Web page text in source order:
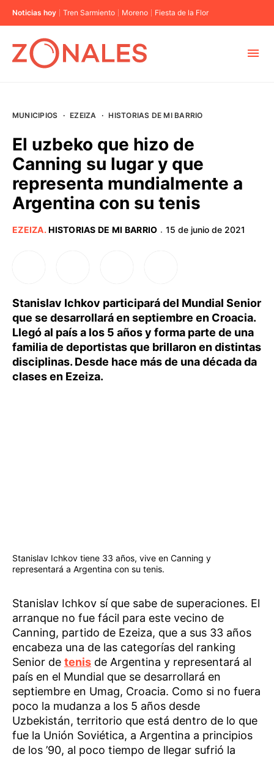
Noticias hoy Tren Sarmiento Moreno Fiesta de la Flor
BUENOS AIRES
PROVINCIAS
MUNICIPIOS · EZEIZA · HISTORIAS DE MI BARRIO
El uzbeko que hizo de
Canning su lugar y que
representa mundialmente a
Argentina con su tenis
EZEIZA.HISTORIAS DE MI BARRIO · 15 de junio de 2021
Stanislav Ichkov participará del Mundial Senior
que se desarrollará en septiembre en Croacia.
Llegó al país a los 5 años y forma parte de una
familia de deportistas que brillaron en distintas
disciplinas. Desde hace más de una década da
clases en Ezeiza.
Stanislav Ichkov tiene 33 años, vive en Canning y
representará a Argentina con su tenis.
Stanislav Ichkov sí que sabe de superaciones. El
arranque no fue fácil para este vecino de
Canning, partido de Ezeiza, que a sus 33 años
encabeza una de las categorías del ranking
Senior de tenis de Argentina y representará al
país en el Mundial que se desarrollará en
septiembre en Umag, Croacia. Como si no fuera
poco la mudanza a los 5 años desde
Uzbekistán, territorio que está dentro de lo que
fue la Unión Soviética, a Argentina a principios
de los ’90, al poco tiempo de llegar sufrió la